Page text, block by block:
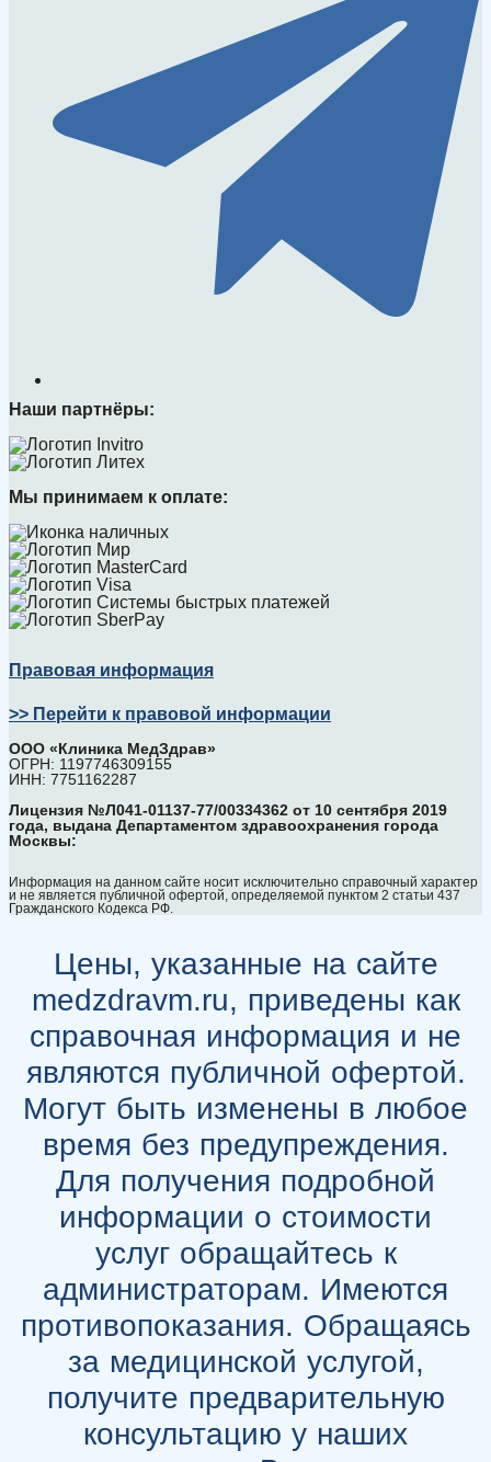
Наши партнёры:
Мы принимаем к оплате:
Правовая информация
>> Перейти к правовой информации
ООО «Клиника МедЗдрав»
ОГРН: 1197746309155
ИНН: 7751162287
Лицензия №Л041-01137-77/00334362 от 10 сентября 2019
года, выдана Департаментом здравоохранения города
Москвы:
Информация на данном сайте носит исключительно справочный характер
и не является публичной офертой, определяемой пунктом 2 статьи 437
Гражданского Кодекса РФ.
Цены, указанные на сайте
medzdravm.ru, приведены как
справочная информация и не
являются публичной офертой.
Могут быть изменены в любое
время без предупреждения.
Для получения подробной
информации о стоимости
услуг обращайтесь к
администраторам. Имеются
противопоказания. Обращаясь
за медицинской услугой,
получите предварительную
консультацию у наших